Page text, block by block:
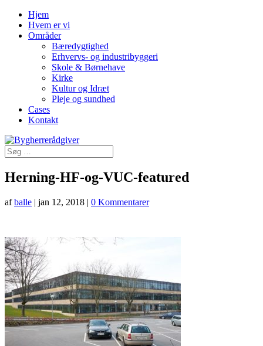
Hjem
Hvem er vi
Områder
Bæredygtighed
Erhvervs- og industribyggeri
Skole & Børnehave
Kirke
Kultur og Idræt
Pleje og sundhed
Cases
Kontakt
Herning-HF-og-VUC-featured
afballe | jan 12, 2018 | 0 Kommentarer